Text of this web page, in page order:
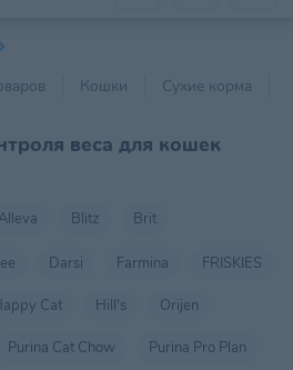
Кошки Сухие корма
веса для кошек
Alleva Blitz Brit
Darsi Farmina FRISKIES
Cat Hill's Orijen
Purina Cat Chow Purina Pro Plan